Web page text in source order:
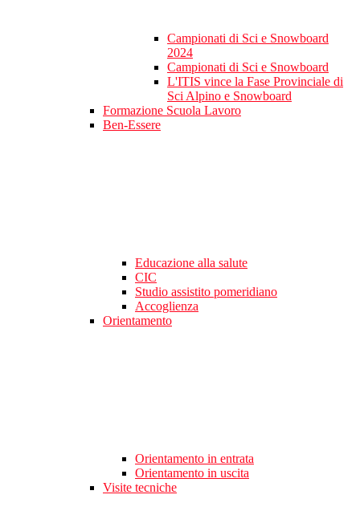
Campionati di Sci e Snowboard
2024
Campionati di Sci e Snowboard
L'ITIS vince la Fase Provinciale di
Sci Alpino e Snowboard
Formazione Scuola Lavoro
Ben-Essere
Educazione alla salute
CIC
Studio assistito pomeridiano
Accoglienza
Orientamento
Orientamento in entrata
Orientamento in uscita
Visite tecniche